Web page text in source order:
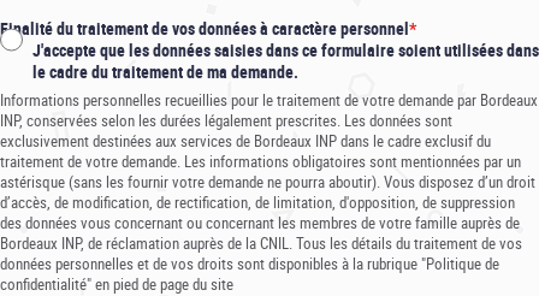
Finalité du traitement de vos données à caractère personnel
J'accepte que les données saisies dans ce formulaire soient utilisées dans
le cadre du traitement de ma demande.
Informations personnelles recueillies pour le traitement de votre demande par Bordeaux
INP, conservées selon les durées légalement prescrites. Les données sont
exclusivement destinées aux services de Bordeaux INP dans le cadre exclusif du
traitement de votre demande. Les informations obligatoires sont mentionnées par un
astérisque (sans les fournir votre demande ne pourra aboutir). Vous disposez d’un droit
d’accès, de modification, de rectification, de limitation, d'opposition, de suppression
des données vous concernant ou concernant les membres de votre famille auprès de
Bordeaux INP, de réclamation auprès de la CNIL. Tous les détails du traitement de vos
données personnelles et de vos droits sont disponibles à la rubrique "Politique de
confidentialité" en pied de page du site